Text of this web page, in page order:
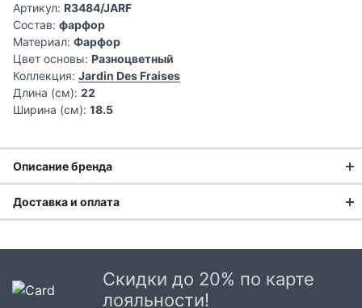
Артикул: R3484/JARF
Состав: фарфор
Материал: Фарфор
Цвет основы: Разноцветный
Коллекция: Jardin Des Fraises
Длина (см): 22
Ширина (см): 18.5
Описание бренда
Доставка и оплата
Доставка в Москве и области
В Москве и Московской области доставка курьером до
Скидки до 20% по карте
лояльности!